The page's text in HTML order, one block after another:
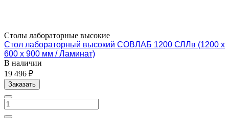
Столы лабораторные высокие
Стол лабораторный высокий СОВЛАБ 1200 СЛЛв (1200 х
600 х 900 мм / Ламинат)
В наличии
19 496 ₽
Заказать